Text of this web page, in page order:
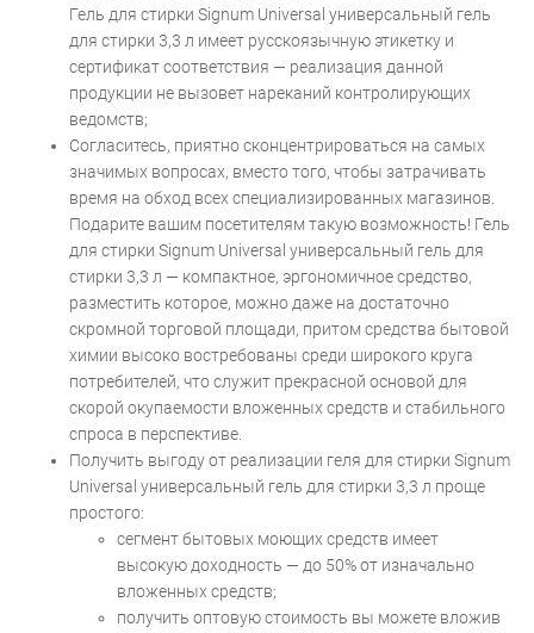
Гель для стирки Signum Universal универсальный гель
для стирки 3,3 л имеет русскоязычную этикетку и
сертификат соответствия — реализация данной
продукции не вызовет нареканий контролирующих
ведомств;
Согласитесь, приятно сконцентрироваться на самых
значимых вопросах, вместо того, чтобы затрачивать
время на обход всех специализированных магазинов.
Подарите вашим посетителям такую возможность! Гель
для стирки Signum Universal универсальный гель для
стирки 3,3 л — компактное, эргономичное средство,
разместить которое, можно даже на достаточно
скромной торговой площади, притом средства бытовой
химии высоко востребованы среди широкого круга
потребителей, что служит прекрасной основой для
скорой окупаемости вложенных средств и стабильного
спроса в перспективе.
Получить выгоду от реализации геля для стирки Signum
Universal универсальный гель для стирки 3,3 л проще
простого:
сегмент бытовых моющих средств имеет
высокую доходность — до 50% от изначально
вложенных средств;
получить оптовую стоимость вы можете вложив